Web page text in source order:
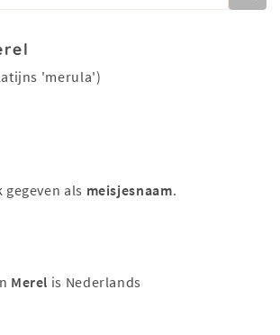
'merula')
als meisjesnaam.
Merel is Nederlands